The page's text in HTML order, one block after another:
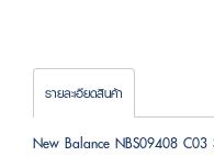
รายละเอียดสินค้า
New Balance NBS09408 C03